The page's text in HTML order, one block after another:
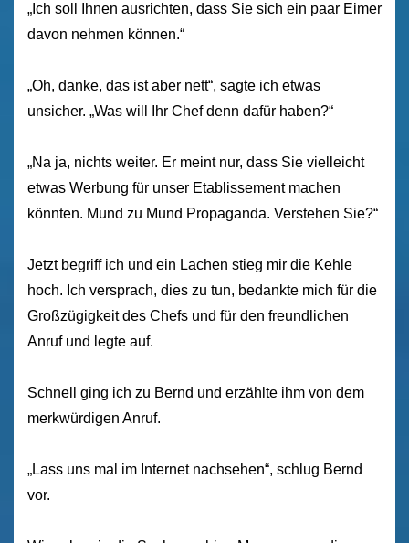
„Ich soll Ihnen ausrichten, dass Sie sich ein paar Eimer
davon nehmen können.“
„Oh, danke, das ist aber nett“, sagte ich etwas
unsicher. „Was will Ihr Chef denn dafür haben?“
„Na ja, nichts weiter. Er meint nur, dass Sie vielleicht
etwas Werbung für unser Etablissement machen
könnten. Mund zu Mund Propaganda. Verstehen Sie?“
Jetzt begriff ich und ein Lachen stieg mir die Kehle
hoch. Ich versprach, dies zu tun, bedankte mich für die
Großzügigkeit des Chefs und für den freundlichen
Anruf und legte auf.
Schnell ging ich zu Bernd und erzählte ihm von dem
merkwürdigen Anruf.
„Lass uns mal im Internet nachsehen“, schlug Bernd
vor.